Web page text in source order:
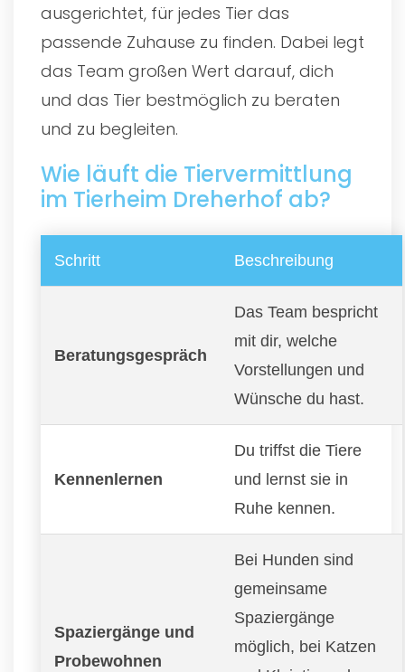
ausgerichtet, für jedes Tier das
passende Zuhause zu finden. Dabei legt
das Team großen Wert darauf, dich
und das Tier bestmöglich zu beraten
und zu begleiten.
Wie läuft die Tiervermittlung
im Tierheim Dreherhof ab?
Schritt Beschreibung
Beratungsgespräch
Das Team bespricht
mit dir, welche
Vorstellungen und
Wünsche du hast.
Kennenlernen
Du triffst die Tiere
und lernst sie in
Ruhe kennen.
Spaziergänge und
Probewohnen
Bei Hunden sind
gemeinsame
Spaziergänge
möglich, bei Katzen